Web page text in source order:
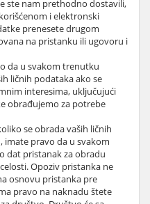
ste nam prethodno dostavili,
i elektronski
prenesete drugom
na pristanku ili ugovoru i
da u svakom trenutku
ličnih podataka ako se
interesima, uključujući
obrađujemo za potrebe
se obrada vaših ličnih
imate pravo da u svakom
dat pristanak za obradu
Opoziv pristanka ne
osnovu pristanka pre
pravo na naknadu štete